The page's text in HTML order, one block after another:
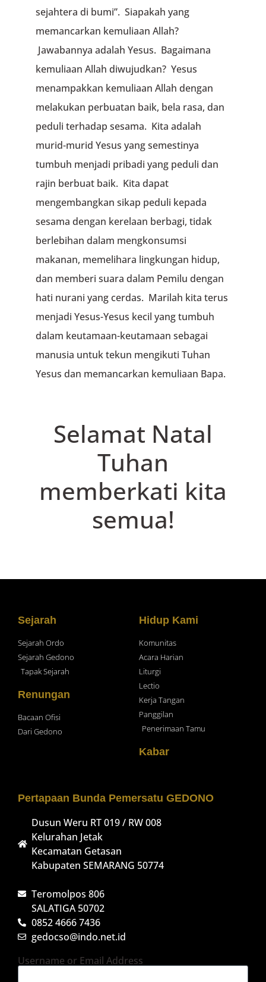
sejahtera di bumi”. Siapakah yang
memancarkan kemuliaan Allah?
Jawabannya adalah Yesus. Bagaimana
kemuliaan Allah diwujudkan? Yesus
menampakkan kemuliaan Allah dengan
melakukan perbuatan baik, bela rasa, dan
peduli terhadap sesama. Kita adalah
murid-murid Yesus yang semestinya
tumbuh menjadi pribadi yang peduli dan
rajin berbuat baik. Kita dapat
mengembangkan sikap peduli kepada
sesama dengan kerelaan berbagi, tidak
berlebihan dalam mengkonsumsi
makanan, memelihara lingkungan hidup,
dan memberi suara dalam Pemilu dengan
hati nurani yang cerdas. Marilah kita terus
menjadi Yesus-Yesus kecil yang tumbuh
dalam keutamaan-keutamaan sebagai
manusia untuk tekun mengikuti Tuhan
Yesus dan memancarkan kemuliaan Bapa.
Selamat Natal
Tuhan
memberkati kita
semua!
Sejarah
Sejarah Ordo
Sejarah Gedono
Tapak Sejarah
Renungan
Bacaan Ofisi
Dari Gedono
Hidup Kami
Komunitas
Acara Harian
Liturgi
Lectio
Kerja Tangan
Panggilan
Penerimaan Tamu
Kabar
Pertapaan Bunda Pemersatu GEDONO
Dusun Weru RT 019 / RW 008
Kelurahan Jetak
Kecamatan Getasan
Kabupaten SEMARANG 50774
Teromolpos 806
SALATIGA 50702
0852 4666 7436
gedocso@indo.net.id
Username or Email Address